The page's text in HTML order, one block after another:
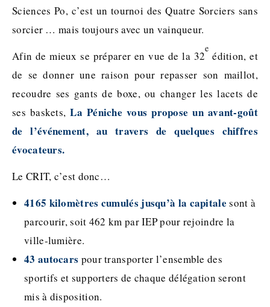
Sciences Po, c’est un tournoi des Quatre Sorciers sans
sorcier … mais toujours avec un vainqueur.
Afin de mieux se préparer en vue de la 32
e
édition, et
de se donner une raison pour repasser son maillot,
recoudre ses gants de boxe, ou changer les lacets de
ses baskets,La Péniche vous propose un avant-goût
de l’événement, au travers de quelques chiffres
évocateurs.
Le CRIT, c’est donc…
4165 kilomètres cumulés jusqu’à la capitale sont à
parcourir, soit 462 km par IEP pour rejoindre la
ville-lumière.
43 autocars pour transporter l’ensemble des
sportifs et supporters de chaque délégation seront
mis à disposition.